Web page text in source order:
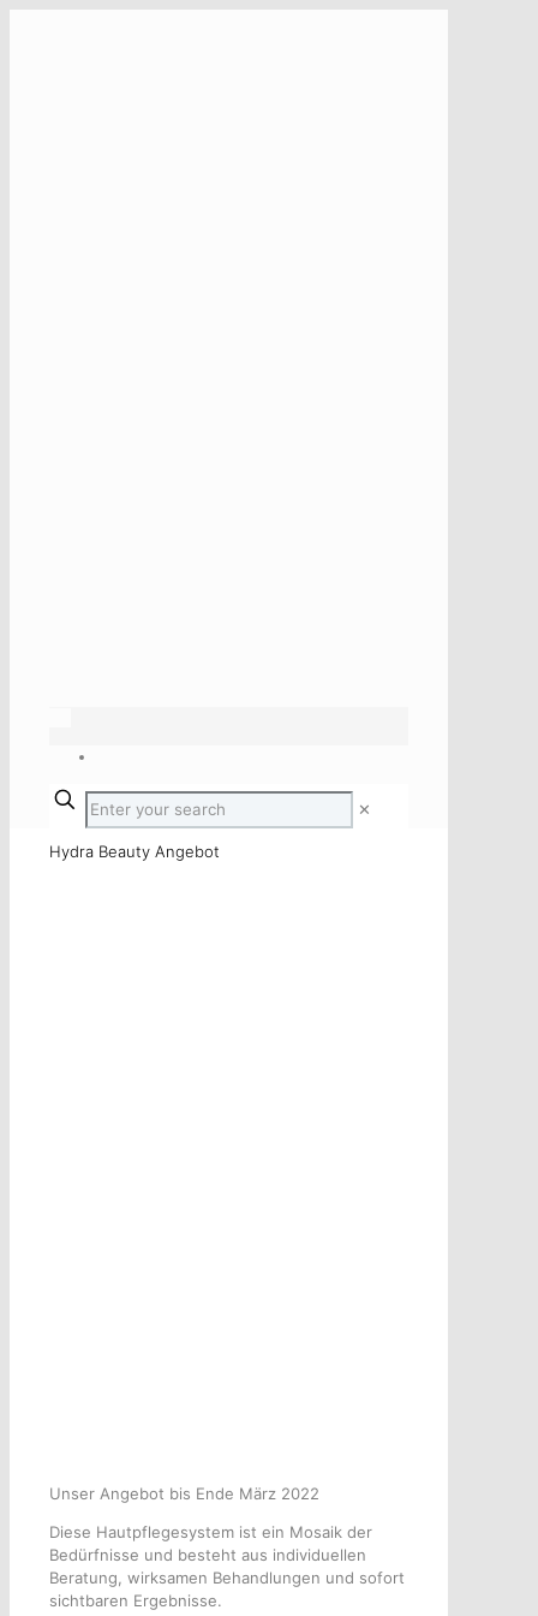
✕
Hydra Beauty Angebot
Unser Angebot bis Ende März 2022
Diese Hautpflegesystem ist ein Mosaik der
Bedürfnisse und besteht aus individuellen
Beratung, wirksamen Behandlungen und sofort
sichtbaren Ergebnisse.